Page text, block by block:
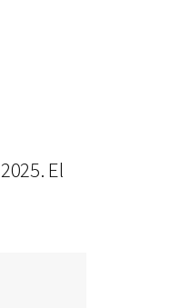
El